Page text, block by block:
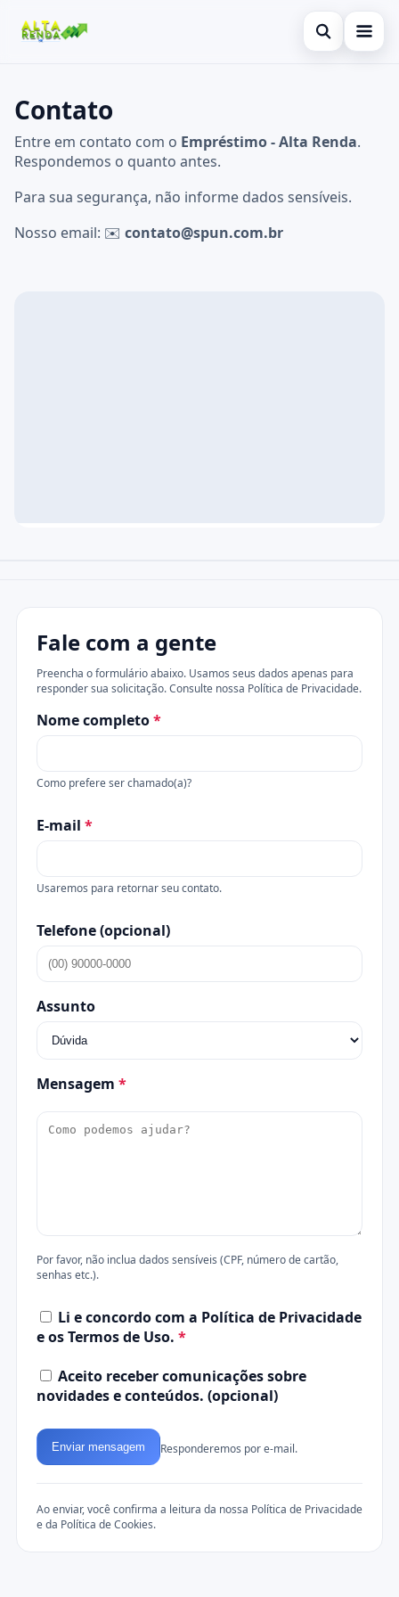
Abrir busca
Consignado
Conta Digital
Empréstimo
Buscar no site
Buscar por:
Pressione Enter para buscar ou ESC para fechar.
Contato
Entre em contato com o Empréstimo - Alta Renda.
Respondemos o quanto antes.
Para sua segurança, não informe dados sensíveis.
Nosso email: ✉️ contato@spun.com.br
Fale com a gente
Preencha o formulário abaixo. Usamos seus dados apenas para
responder sua solicitação. Consulte nossa Política de Privacidade.
Website
Nome completo*
Como prefere ser chamado(a)?
E-mail *
Usaremos para retornar seu contato.
Telefone (opcional)
Assunto
Mensagem *
Por favor, não inclua dados sensíveis (CPF, número de cartão,
senhas etc.).
Li e concordo com a Política de Privacidade
e osTermos de Uso. *
Aceito receber comunicações sobre
novidades e conteúdos. (opcional)
Enviar mensagem Responderemos por e-mail.
Ao enviar, você confirma a leitura da nossa Política de Privacidade
e da Política de Cookies.